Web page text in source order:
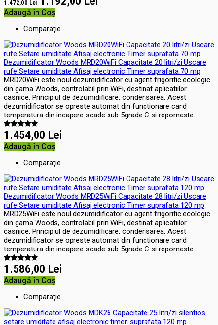
1.472,00 Lei
Adaugă în Coş
Comparaţie
Dezumidificator Woods MRD20WiFi Capacitate 20 litri/zi Uscare
rufe Setare umiditate Afisaj electronic Timer suprafata 70 mp
MRD20WiFi este noul dezumidificator cu agent frigorific ecologic
din gama Woods, controlabil prin WiFi, destinat aplicatiilor
casnice. Principiul de dezumidificare: condensarea. Acest
dezumidificator se opreste automat din functionare cand
temperatura din incapere scade sub 5grade C si reporneste..
1.454,00 Lei
Adaugă în Coş
Comparaţie
Dezumidificator Woods MRD25WiFi Capacitate 28 litri/zi Uscare
rufe Setare umiditate Afisaj electronic Timer suprafata 120 mp
MRD25WiFi este noul dezumidificator cu agent frigorific ecologic
din gama Woods, controlabil prin WiFi, destinat aplicatiilor
casnice. Principiul de dezumidificare: condensarea. Acest
dezumidificator se opreste automat din functionare cand
temperatura din incapere scade sub 5grade C si reporneste..
1.586,00 Lei
Adaugă în Coş
Comparaţie